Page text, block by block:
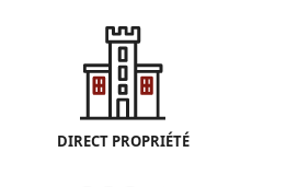
DIRECT PROPRIÉTÉ